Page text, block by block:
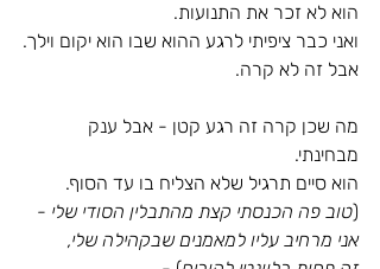
הוא לא זכר את התנועות.
ואני כבר ציפיתי לרגע ההוא שבו הוא יקום וילך.
אבל זה לא קרה.
מה שכן קרה זה רגע קטן - אבל ענק
מבחינתי.
הוא סיים תרגיל שלא הצליח בו עד הסוף.
(טוב פה הכנסתי קצת מהתבלין הסודי שלי -
אני מרחיב עליו למאמנים שבקהילה שלי,